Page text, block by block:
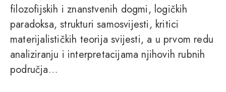
filozofijskih i znanstvenih dogmi, logičkih
paradoksa, strukturi samosvijesti, kritici
materijalističkih teorija svijesti, a u prvom redu
analiziranju i interpretacijama njihovih rubnih
područja…